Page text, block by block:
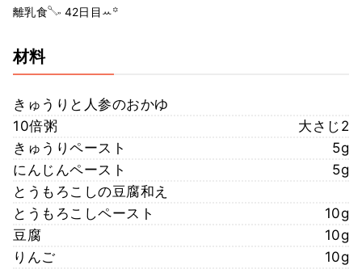
離乳食𓌈˒˒ 42日目ꕀ꙳
材料
きゅうりと人参のおかゆ
10倍粥
大さじ2
きゅうりペースト
5g
にんじんペースト
5g
とうもろこしの豆腐和え
とうもろこしペースト
10g
豆腐
10g
りんご
10g